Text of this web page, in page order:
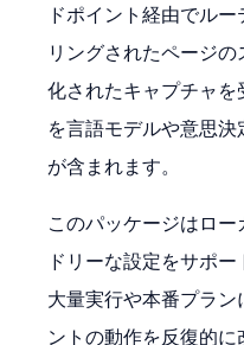
ドポイント経由でル
リングされたページ
化されたキャプチャ
を言語モデルや意思
が含まれます。
このパッケージはロ
ドリーな設定をサポ
大量実行や本番プラ
ントの動作を反復的に